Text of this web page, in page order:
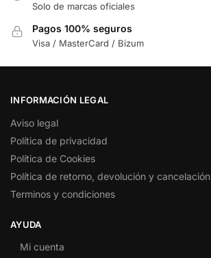
Solo de marcas oficiales
Pagos 100% seguros
Visa / MasterCard / Bizum
INFORMACIÓN LEGAL
Aviso legal
Política de privacidad
Política de Cookies
Política de retorno, devolución y cancelación
Terminos y condiciones
AYUDA
Mi cuenta